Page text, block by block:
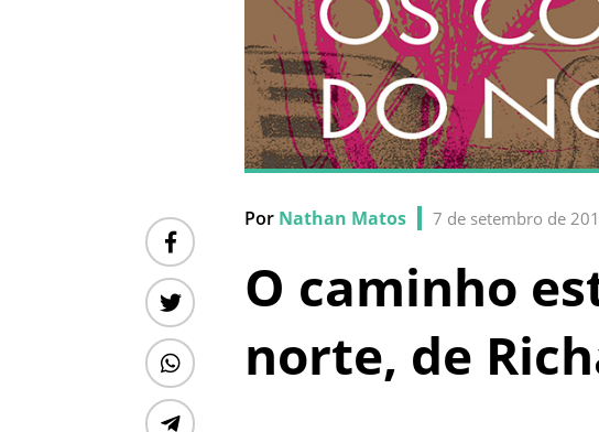
Por Nathan Matos 7 de setembro de
O caminho
norte, de